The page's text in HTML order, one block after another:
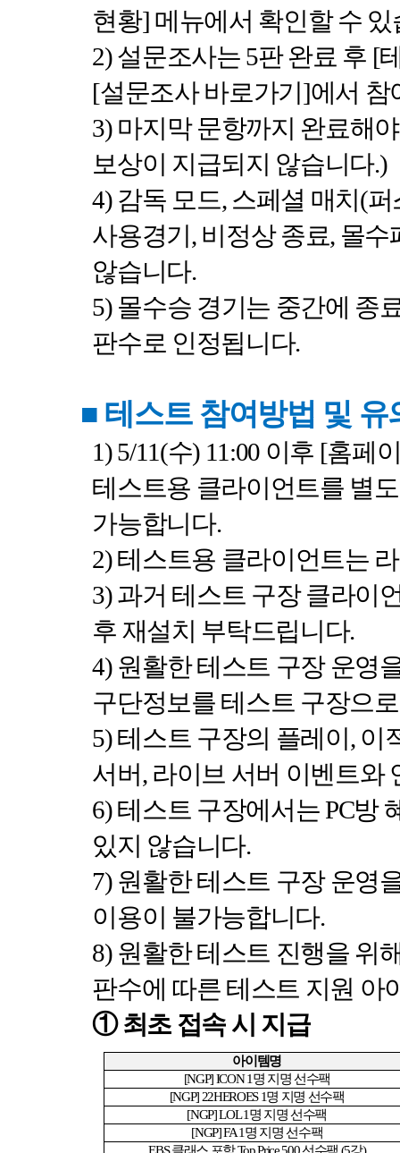
현황] 메뉴에서 확인할 수
2)설문조사는 5판 완료 후 [
[설문조사 바로가기]에서 참
3) 마지막 문항까지 완료해
보상이 지급되지 않습니다.)
4) 감독 모드, 스페셜 매치(퍼
사용경기, 비정상 종료, 몰수
않습니다.
5) 몰수승 경기는 중간에 종
판수로 인정됩니다.
■ 테스트 참여방법 및 유
1) 5/11(수) 11:00 이후 [홈페
테스트용 클라이언트를 별
가능합니다.
2)테스트용 클라이언트는
3)과거 테스트 구장 클라이
후 재설치 부탁드립니다.
4) 원활한 테스트 구장 운영
구단정보를 테스트 구장으
5)테스트 구장의 플레이, 이
서버, 라이브 서버 이벤트와
6)테스트 구장에서는PC방
있지 않습니다.
7) 원활한 테스트 구장 운영
이용이 불가능합니다.
8) 원활한 테스트 진행을 위
판수에 따른 테스트 지원 아
① 최초 접속 시 지급
아이템명
[NGP] ICON 1명 지명 선수팩
[NGP] 22HEROES 1명 지명 선수팩
[NGP] LOL 1명 지명 선수팩
[NGP] FA 1명 지명 선수팩